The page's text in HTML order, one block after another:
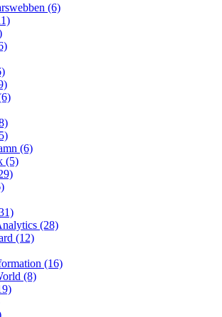
(6)
(6)
(5)
(28)
(12)
(16)
(8)